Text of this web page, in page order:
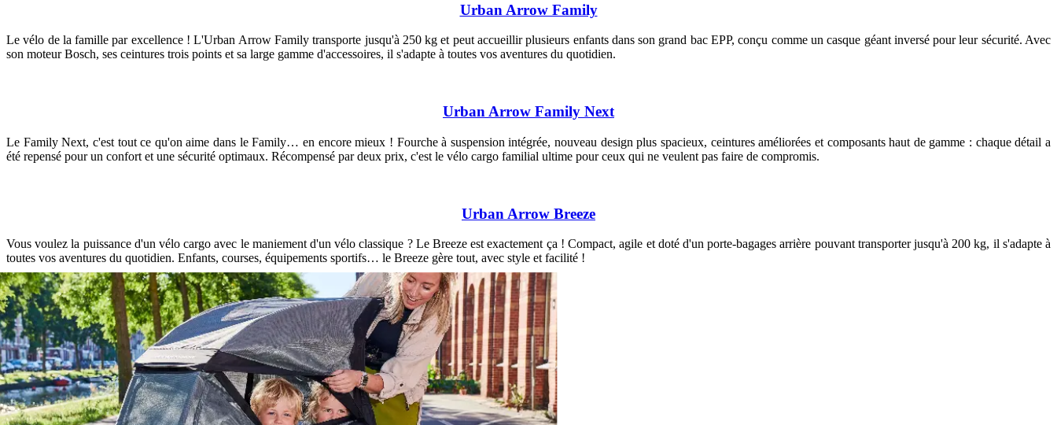
Urban Arrow Family
Le vélo de la famille par excellence ! L'Urban Arrow Family transporte jusqu'à 250 kg et peut accueillir plusieurs enfants dans son grand bac EPP, conçu comme un casque géant inversé pour leur sécurité. Avec
son moteur Bosch, ses ceintures trois points et sa large gamme d'accessoires, il s'adapte à toutes vos aventures du quotidien.
Urban Arrow Family Next
Le Family Next, c'est tout ce qu'on aime dans le Family… en encore mieux ! Fourche à suspension intégrée, nouveau design plus spacieux, ceintures améliorées et composants haut de gamme : chaque détail a
été repensé pour un confort et une sécurité optimaux. Récompensé par deux prix, c'est le vélo cargo familial ultime pour ceux qui ne veulent pas faire de compromis.
Urban Arrow Breeze
Vous voulez la puissance d'un vélo cargo avec le maniement d'un vélo classique ? Le Breeze est exactement ça ! Compact, agile et doté d'un porte-bagages arrière pouvant transporter jusqu'à 200 kg, il s'adapte à
toutes vos aventures du quotidien. Enfants, courses, équipements sportifs… le Breeze gère tout, avec style et facilité !